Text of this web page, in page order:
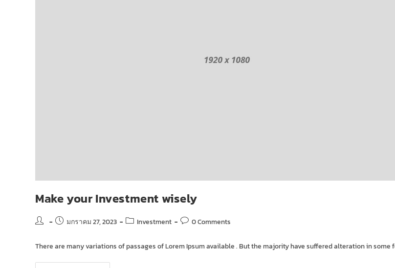
Make your Investment wisely
มกราคม 27, 2023 Investment 0 Comments
There are many variations of passages of Lorem Ipsum available . But the majority have suffered alteration in some